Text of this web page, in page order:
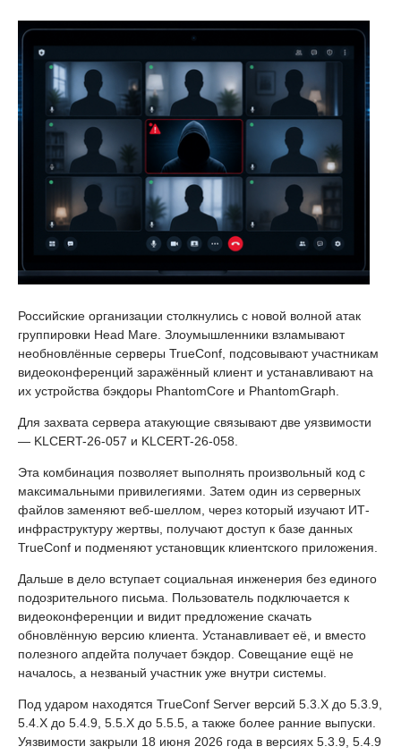
Российские организации столкнулись с новой волной атак
группировки Head Mare. Злоумышленники взламывают
необновлённые серверы TrueConf, подсовывают участникам
видеоконференций заражённый клиент и устанавливают на
их устройства бэкдоры PhantomCore и PhantomGraph.
Для захвата сервера атакующие связывают две уязвимости
— KLCERT-26-057 и KLCERT-26-058.
Эта комбинация позволяет выполнять произвольный код с
максимальными привилегиями. Затем один из серверных
файлов заменяют веб-шеллом, через который изучают ИТ-
инфраструктуру жертвы, получают доступ к базе данных
TrueConf и подменяют установщик клиентского приложения.
Дальше в дело вступает социальная инженерия без единого
подозрительного письма. Пользователь подключается к
видеоконференции и видит предложение скачать
обновлённую версию клиента. Устанавливает её, и вместо
полезного апдейта получает бэкдор. Совещание ещё не
началось, а незваный участник уже внутри системы.
Под ударом находятся TrueConf Server версий 5.3.X до 5.3.9,
5.4.X до 5.4.9, 5.5.X до 5.5.5, а также более ранние выпуски.
Уязвимости закрыли 18 июня 2026 года в версиях 5.3.9, 5.4.9